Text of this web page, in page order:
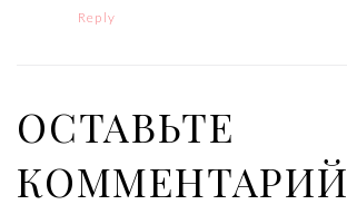
Reply
ОСТАВЬТЕ
КОММЕНТАРИЙ